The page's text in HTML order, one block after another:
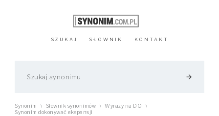
SZUKAJ SŁOWNIK KONTAKT
arrow_forward
Synonim \ Słownik synonimów \ Wyrazy na DO \
Synonim dokonywać ekspansji